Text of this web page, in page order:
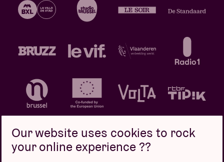
Our website uses cookies to rock
your online experience ??